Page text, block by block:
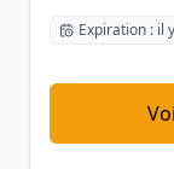
Expiration : il